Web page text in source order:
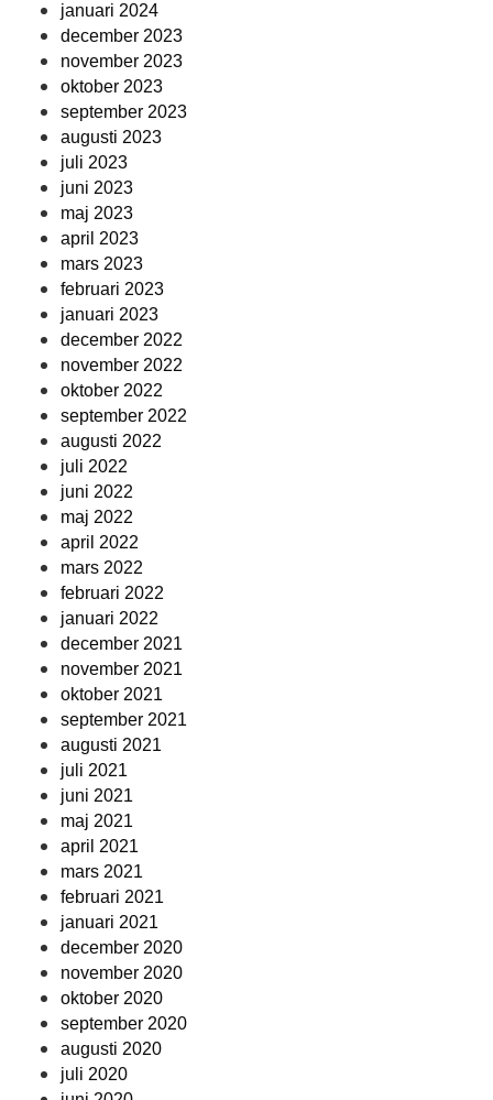
januari 2024
december 2023
november 2023
oktober 2023
september 2023
augusti 2023
juli 2023
juni 2023
maj 2023
april 2023
mars 2023
februari 2023
januari 2023
december 2022
november 2022
oktober 2022
september 2022
augusti 2022
juli 2022
juni 2022
maj 2022
april 2022
mars 2022
februari 2022
januari 2022
december 2021
november 2021
oktober 2021
september 2021
augusti 2021
juli 2021
juni 2021
maj 2021
april 2021
mars 2021
februari 2021
januari 2021
december 2020
november 2020
oktober 2020
september 2020
augusti 2020
juli 2020